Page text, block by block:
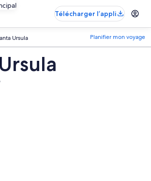
Télécharger l’appli
Ursula Planifier mon voyage